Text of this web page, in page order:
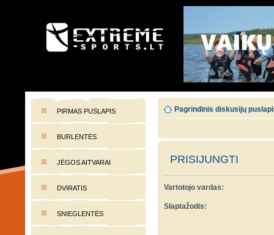
EXTREME-SPORTS.LT
PIRMAS PUSLAPIS
BURLENTĖS
JĖGOS AITVARAI
DVIRATIS
SNIEGLENTĖS
Pagrindinis diskusijų
PRISIJUNGTI
Vartotojo vardas:
Slaptažodis: